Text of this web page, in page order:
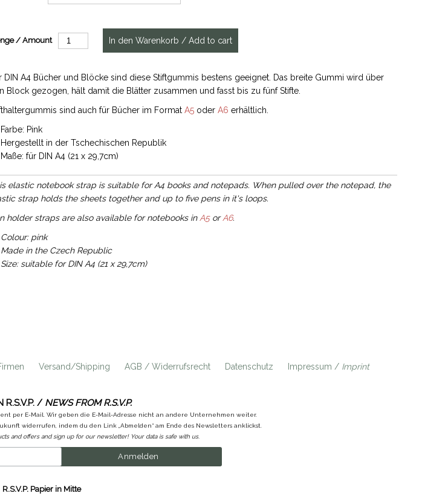
/ Amount
DIN A4 Bücher und Blöcke sind diese Stiftgummis bestens geeignet. Das breite Gummi wird über
Block gezogen, hält damit die Blätter zusammen und fasst bis zu fünf Stifte.
sind auch für Bücher im Format A5oder A6 erhältlich.
Farbe: Pink
Hergestellt in der Tschechischen Republik
Maße: für DIN A4 (21 x 29,7cm)
elastic notebook strap is suitable for A4 books and notepads. When pulled over the notepad, the
strap holds the sheets together and up to five pens in it's loops.
holder straps are also available for notebooks in A5orA6.
Colour: pink
Made in the Czech Republic
Size: suitable for DIN A4 (21 x 29,7cm)
Versand/Shipping AGB / Widerrufsrecht Datenschutz Impressum / Imprint
R.S.V.P. / NEWS FROM R.S.V.P.
per E-Mail. Wir geben die E-Mail-Adresse nicht an andere Unternehmen weiter.
widerrufen, indem du den Link „Abmelden“ am Ende des Newsletters anklickst.
and offers and sign up for our newsletter! Your data is safe with us.
R.S.V.P. Papier in Mitte